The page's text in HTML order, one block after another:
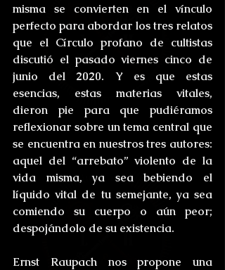
misma se convierten en el vínculo
perfecto para abordar los tres relatos
que el Círculo profano de cultistas
discutió el pasado viernes cinco de
junio del 2020. Y es que estas
esencias, estas materias vitales,
dieron pie para que pudiéramos
reflexionar sobre un tema central que
se encuentra en nuestros tres autores:
aquel del “arrebato” violento de la
vida misma, ya sea bebiendo el
líquido vital de tu semejante, ya sea
comiendo su cuerpo o aún peor;
despojándolo de su existencia.
Ernst Raupach nos propone una